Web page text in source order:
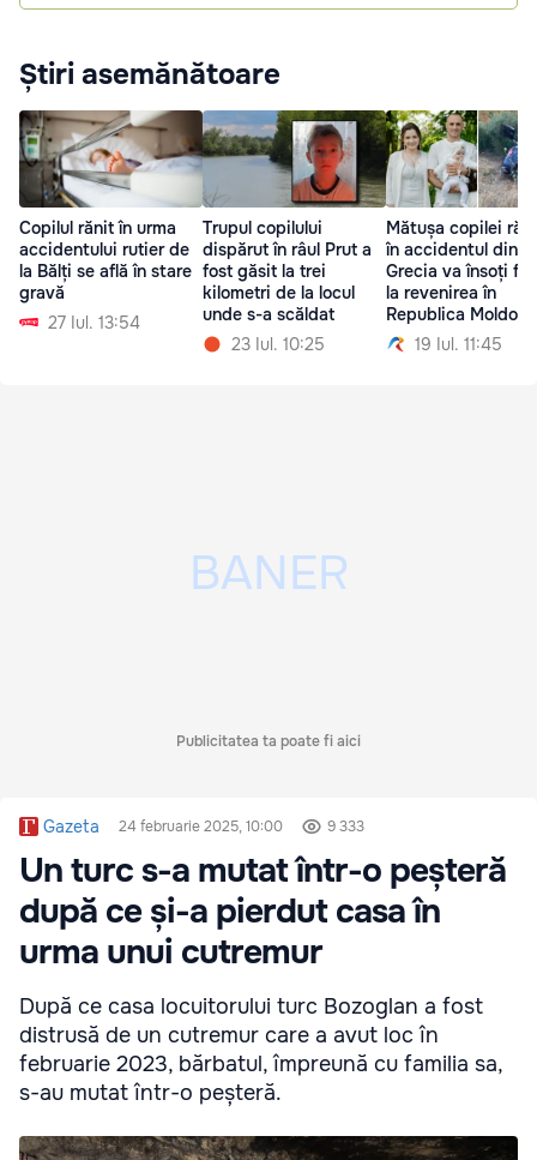
Știri asemănătoare
Copilul rănit în urma
accidentului rutier de
la Bălți se află în stare
gravă
27 Iul. 13:54
Trupul copilului
dispărut în râul Prut a
fost găsit la trei
kilometri de la locul
unde s-a scăldat
23 Iul. 10:25
Mătușa copilei
în accidentul din
Grecia va însoți
la revenirea în
Republica Moldova
19 Iul. 11:45
Publicitatea ta poate fi aici
Gazeta 24 februarie 2025, 10:00 9 333
Un turc s-a mutat într-o peșteră
după ce și-a pierdut casa în
urma unui cutremur
După ce casa locuitorului turc Bozoglan a fost
distrusă de un cutremur care a avut loc în
februarie 2023, bărbatul, împreună cu familia sa,
s-au mutat într-o peșteră.